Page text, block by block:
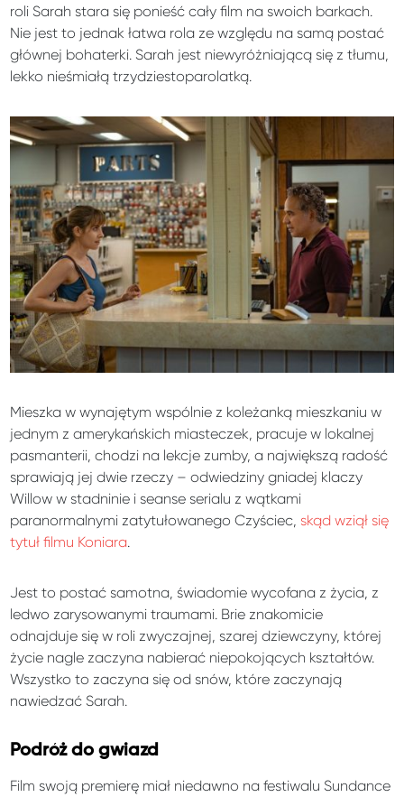
roli Sarah stara się ponieść cały film na swoich barkach.
Nie jest to jednak łatwa rola ze względu na samą postać
głównej bohaterki. Sarah jest niewyróżniającą się z tłumu,
lekko nieśmiałą trzydziestoparolatką.
Mieszka w wynajętym wspólnie z koleżanką mieszkaniu w
jednym z amerykańskich miasteczek, pracuje w lokalnej
pasmanterii, chodzi na lekcje zumby, a największą radość
sprawiają jej dwie rzeczy – odwiedziny gniadej klaczy
Willow w stadninie i seanse serialu z wątkami
paranormalnymi zatytułowanego Czyściec, skąd wziął się
tytuł filmu Koniara.
Jest to postać samotna, świadomie wycofana z życia, z
ledwo zarysowanymi traumami. Brie znakomicie
odnajduje się w roli zwyczajnej, szarej dziewczyny, której
życie nagle zaczyna nabierać niepokojących kształtów.
Wszystko to zaczyna się od snów, które zaczynają
nawiedzać Sarah.
Podróż do gwiazd
Film swoją premierę miał niedawno na festiwalu Sundance